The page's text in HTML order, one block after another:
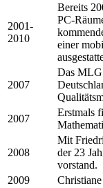
2001-
2010
Bereits
PC-
einer
2007
Das MLG
2007
Erstmals
2008
Mit
der 23
vorstand.
2009